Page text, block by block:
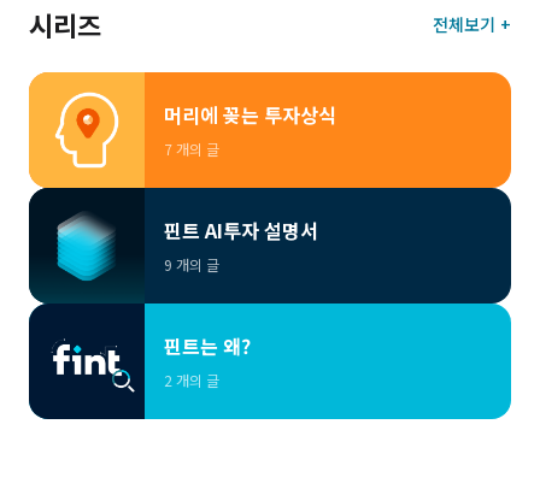
시리즈 전체보기 +
머리에 꽂는 투자상식
7 개의 글
핀트 AI투자 설명서
9 개의 글
핀트는 왜?
2 개의 글